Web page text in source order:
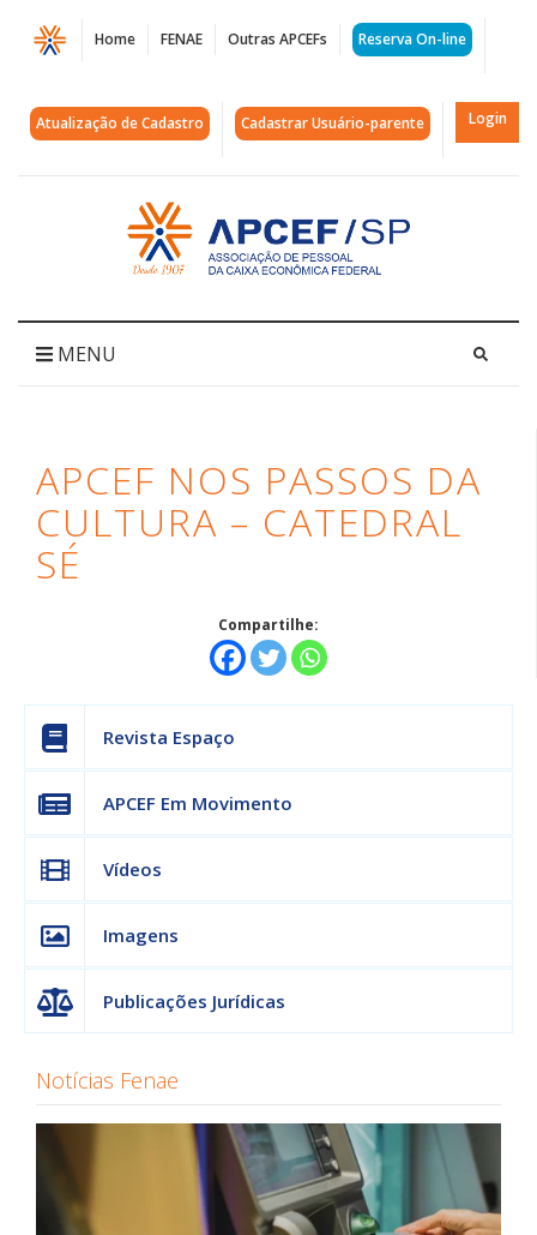
Página
APCEF
nos
Cultura
Catedral
APCEF/SP
Home FENAE Outras APCEFs Reserva On-line
Atualização de Cadastro Cadastrar Usuário-parente Login
Acessar
página
inicial
MENU
APCEF NOS PASSOS DA
CULTURA – CATEDRAL
SÉ
Compartilhe:
Revista Espaço
APCEF Em Movimento
Vídeos
Imagens
Publicações Jurídicas
Notícias Fenae